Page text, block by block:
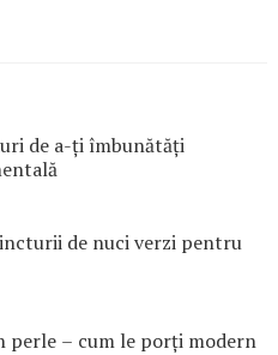
de a-ți îmbunătăți
de nuci verzi pentru
perle – cum le porți modern